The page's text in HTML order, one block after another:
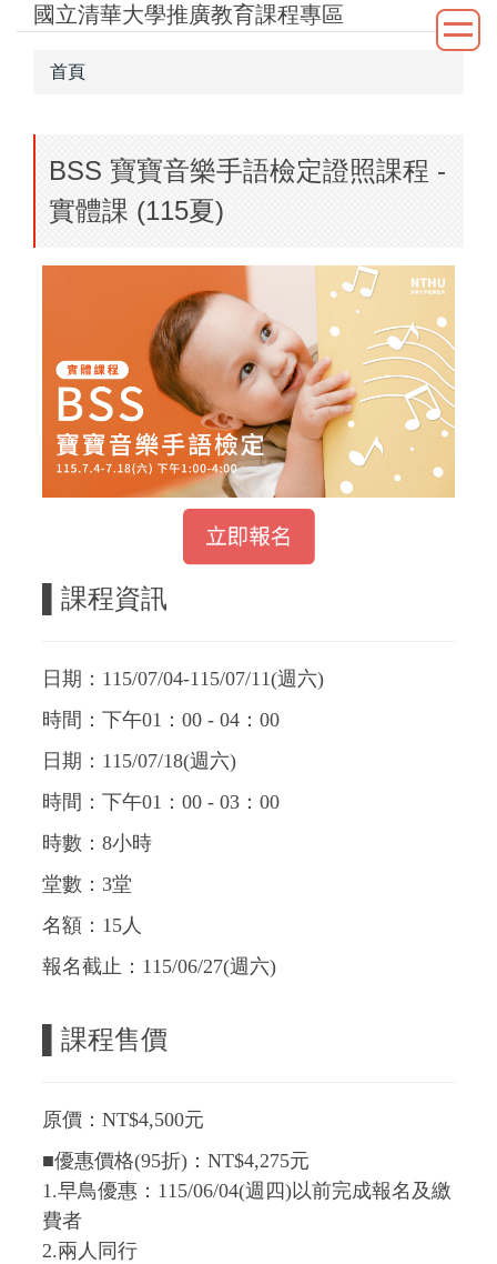
國立清華大學推廣教育課程專區
首頁
BSS 寶寶音樂手語檢定證照課程 -
實體課 (115夏)
課程資訊
日期：115/07/04-115/07/11(週六)
時間：下午01：00 - 04：00
日期：115/07/18(週六)
時間：下午01：00 - 03：00
時數：8小時
堂數：3堂
名額：15人
報名截止：115/06/27(週六)
課程售價
原價：NT$4,500元
■優惠價格(95折)：NT$4,275元
1.早鳥優惠：115/06/04(週四)以前完成報名及繳
費者
2.兩人同行